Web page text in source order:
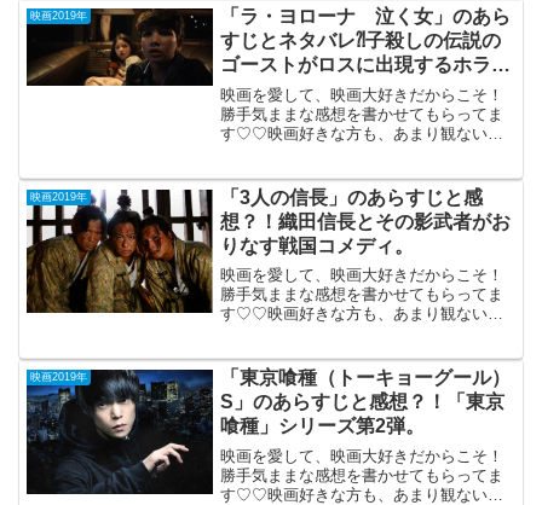
ドがまた傑作をひとつ生んだ！実話の映
画化。...
映画2019年
「ラ・ヨローナ 泣く女」のあら
すじとネタバレ⁈子殺しの伝説の
ゴーストがロスに出現するホラ
ー。
映画を愛して、映画大好きだからこそ！
勝手気ままな感想を書かせてもらってま
す♡♡映画好きな方も、あまり観ない方
殺しのメキシコの伝説のゴーストがロス
に出現す...
映画2019年
「3人の信長」のあらすじと感
想？！織田信長とその影武者がお
りなす戦国コメディ。
映画を愛して、映画大好きだからこそ！
勝手気ままな感想を書かせてもらってま
す♡♡映画好きな方も、あまり観ない方
その影武者がおりなす戦国コメディ。永
禄13...
映画2019年
「東京喰種（トーキョーグール）
S」のあらすじと感想？！「東京
喰種」シリーズ第2弾。
映画を愛して、映画大好きだからこそ！
勝手気ままな感想を書かせてもらってま
す♡♡映画好きな方も、あまり観ない方